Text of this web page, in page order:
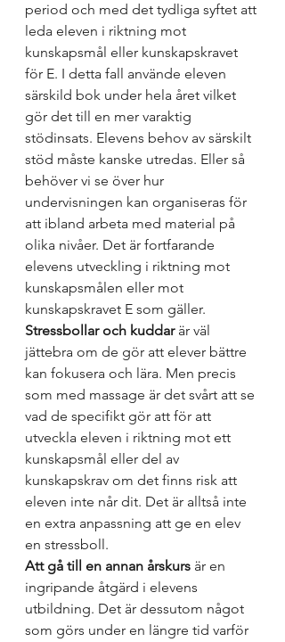
period och med det tydliga syftet att
leda eleven i riktning mot
kunskapsmål eller kunskapskravet
för E. I detta fall använde eleven
särskild bok under hela året vilket
gör det till en mer varaktig
stödinsats. Elevens behov av särskilt
stöd måste kanske utredas. Eller så
behöver vi se över hur
undervisningen kan organiseras för
att ibland arbeta med material på
olika nivåer. Det är fortfarande
elevens utveckling i riktning mot
kunskapsmålen eller mot
kunskapskravet E som gäller.
Stressbollar och kuddar är väl
jättebra om de gör att elever bättre
kan fokusera och lära. Men precis
som med massage är det svårt att se
vad de specifikt gör att för att
utveckla eleven i riktning mot ett
kunskapsmål eller del av
kunskapskrav om det finns risk att
eleven inte når dit. Det är alltså inte
en extra anpassning att ge en elev
en stressboll.
Att gå till en annan årskurs är en
ingripande åtgärd i elevens
utbildning. Det är dessutom något
som görs under en längre tid varför